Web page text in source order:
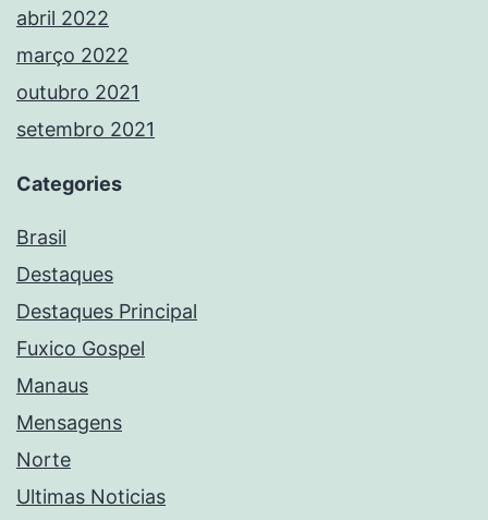
abril 2022
março 2022
outubro 2021
setembro 2021
Categories
Brasil
Destaques
Destaques Principal
Fuxico Gospel
Manaus
Mensagens
Norte
Ultimas Noticias